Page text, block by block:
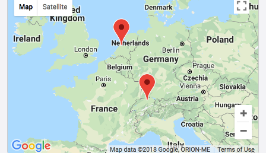
Van Amstel Begijnhof
£ 425
excl. VAT
Van Amstel Amstelveld
£ 425excl. VAT